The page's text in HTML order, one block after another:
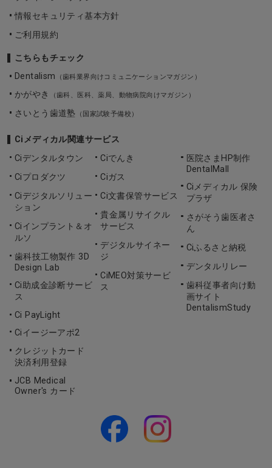
情報セキュリティ基本方針
ご利用規約
こちらもチェック
Dentalism
（歯科業界向けコミュニケーションマガジン）
かがやき （歯科、医科、薬局、動物病院向けマガジン）
さいとう歯道塾 （国家試験予備校）
Ciメディカル関連サービス
Ciデンタルタウン
Ciプロダクツ
Ciデジタルソリュー
ション
Ciインプラント＆オ
ルソ
歯科技工物製作 3D
Design Lab
Ci助成金診断サービ
ス
Ci PayLight
Ciイージーアポ2
クレジットカード
決済利用登録
JCB Medical
Owner's カード
Ciでんき
Ciガス
Ci文書保管サービス
貴金属リサイクル
サービス
デジタルサイネー
ジ
CiMEO対策サービ
ス
医院さまHP制作
DentalMall
Ciメディカル 保険
プラザ
さがそう歯医者さ
ん
Ciふるさと納税
デンタルリレー
歯科従事者向け動
画サイト
DentalismStudy